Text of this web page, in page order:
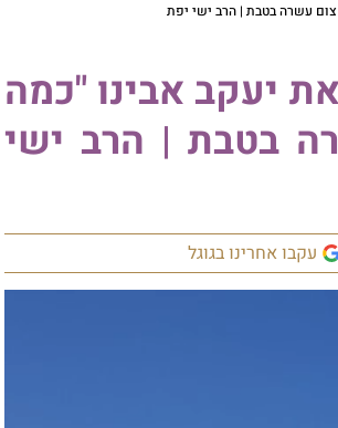
| הרב ישי יפת
אבינו "כמה
| הרב ישי
בגוגל